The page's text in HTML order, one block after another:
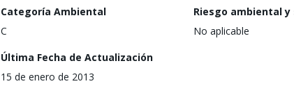
Categoría Ambiental
C
Riesgo ambiental y
No aplicable
Última Fecha de Actualización
15 de enero de 2013